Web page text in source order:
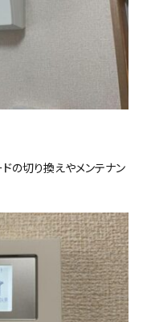
の切り換えやメンテナン